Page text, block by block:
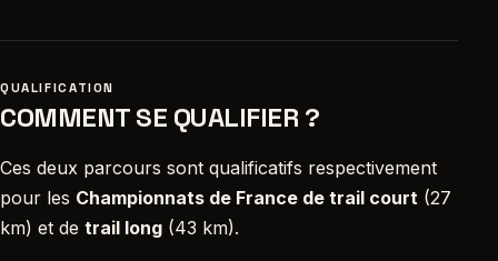
QUALIFICATION
COMMENT SE QUALIFIER ?
Ces deux parcours sont qualificatifs respectivement
pour les Championnats de France de trail court (27
km) et de trail long (43 km).